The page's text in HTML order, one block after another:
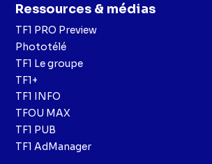
Ressources & médias
TF1 PRO Preview
Phototélé
TF1 Le groupe
TF1+
TF1 INFO
TFOU MAX
TF1 PUB
TF1 AdManager